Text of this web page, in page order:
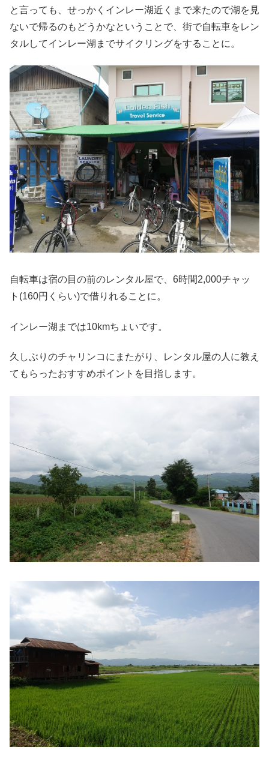
と言っても、せっかくインレー湖近くまで来たので湖を見
ないで帰るのもどうかなということで、街で自転車をレン
タルしてインレー湖までサイクリングをすることに。
自転車は宿の目の前のレンタル屋で、6時間2,000チャッ
ト(160円くらい)で借りれることに。
インレー湖までは10kmちょいです。
久しぶりのチャリンコにまたがり、レンタル屋の人に教え
てもらったおすすめポイントを目指します。